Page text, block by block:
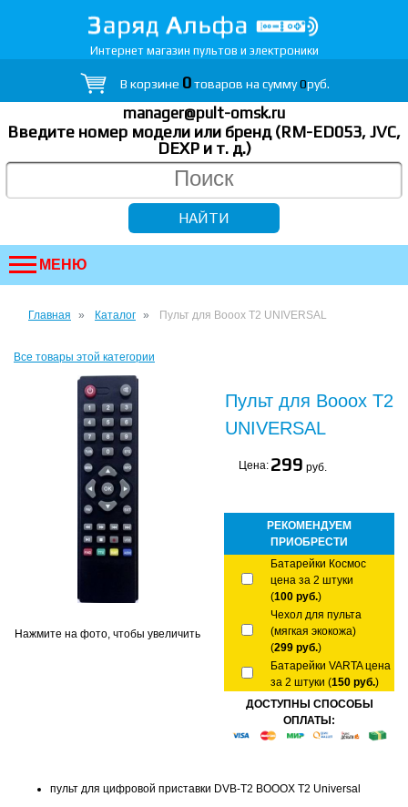
Интернет магазин пультов и электроники
В корзине 0товаров на сумму0руб.
manager@pult-omsk.ru
Введите номер модели или бренд (RM-ED053, JVC,
DEXP и т. д.)
МЕНЮ
Главная Каталог Пульт для Booox T2 UNIVERSAL
Все товары этой категории
Нажмите на фото, чтобы увеличить
Пульт для Booox T2
UNIVERSAL
Цена: 299 руб.
РЕКОМЕНДУЕМ
ПРИОБРЕСТИ
Батарейки Космос
цена за 2 штуки
(100 руб.)
Чехол для пульта
(мягкая экокожа)
(299 руб.)
Батарейки VARTA цена
за 2 штуки (150 руб.)
ДОСТУПНЫ СПОСОБЫ
ОПЛАТЫ:
пульт для цифровой приставки DVB-T2 BOOOX T2 Universal